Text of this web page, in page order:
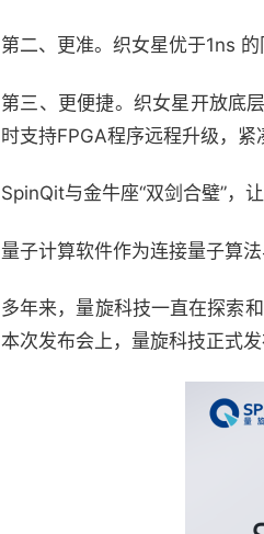
第二、更准。织女星优于1ns
第三、更便捷。织女星开放底
时支持FPGA程序远程升级，紧
SpinQit与金牛座“双剑合璧”，
量子计算软件作为连接量子算
多年来，量旋科技一直在探索
本次发布会上，量旋科技正式